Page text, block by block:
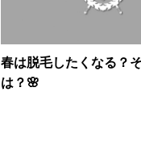
春は脱毛したくなる？
は？🌸